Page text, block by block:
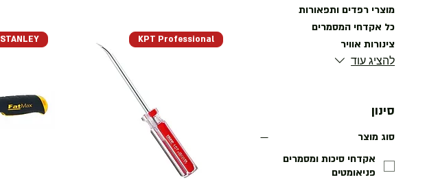
מוצרי רפדים ותפאורות
כל אקדחי המסמרים
צינורות אוויר
להציג עוד
סינון
סוג מוצר
אקדחי סיכות ומסמרים
פניאומטים
KPT Professional
STANLEY